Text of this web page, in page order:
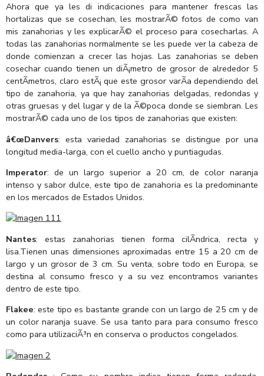
Ahora que ya les di indicaciones para mantener frescas las
hortalizas que se cosechan, les mostrarÃ© fotos de como van
mis zanahorias y les explicarÃ© el proceso para cosecharlas. A
todas las zanahorias normalmente se les puede ver la cabeza de
donde comienzan a crecer las hojas. Las zanahorias se deben
cosechar cuando tienen un diÃ¡metro de grosor de alrededor 5
centÃ­metros, claro estÃ¡ que este grosor varÃ­a dependiendo del
tipo de zanahoria, ya que hay zanahorias delgadas, redondas y
otras gruesas y del lugar y de la Ã©poca donde se siembran. Les
mostrarÃ© cada uno de los tipos de zanahorias que existen:
â€œDanvers: esta variedad zanahorias se distingue por una
longitud media-larga, con el cuello ancho y puntiagudas.
Imperator: de un largo superior a 20 cm, de color naranja
intenso y sabor dulce, este tipo de zanahoria es la predominante
en los mercados de Estados Unidos.
Nantes: estas zanahorias tienen forma cilÃ­ndrica, recta y
lisa.Tienen unas dimensiones aproximadas entre 15 a 20 cm de
largo y un grosor de 3 cm. Su venta, sobre todo en Europa, se
destina al consumo fresco y a su vez encontramos variantes
dentro de este tipo.
Flakee: este tipo es bastante grande con un largo de 25 cm y de
un color naranja suave. Se usa tanto para para consumo fresco
como para utilizaciÃ³n en conserva o productos congelados.